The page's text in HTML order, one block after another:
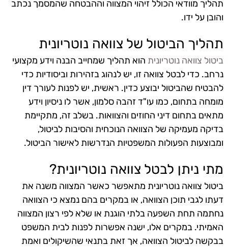
תהליך מוודאי הכולל זיהוי המצווה וההבטחה שהמסמך נכתב
והובן על ידו.
תהליך הביטול של צוואה נוטריונית
ביטול צוואה נוטריונית הוא תהליך שמחייב הבנה וידע מקצועי
נרחב. כדי לבטל צוואה זו, יש לנהוג בזהירות וביסודיות כדי
להבטיח שהביטול יבוצע כדין. ראשית, יש לפנות לעורך דין
מומחה בתחום, כמו עו"ד זהבה סלמון, אשר לו ניסיון וידע
מתאים בתחום דיני החוזים והצוואות. בשלב זה, מתקיימת
בדיקה מעמיקה של הצוואה הנוכחית והסיבות לביטול,
ומבוצעות הפעולות המשפטיות הנדרשות לאישור הביטול.
מתי ניתן לבטל צוואה נוטריונית?
ביטול צוואה נוטריונית מתאפשר כאשר המצווה משנה את
דעתו לגבי תוכן הצוואה, או במקרים בהם נמצא כי הצוואה
נחתמה תחת השפעה בלתי הוגנת או שלא לפי רצון המצווה
האמיתי. במקרים אלו, ישנה אפשרות לפנות לבית המשפט
בבקשה לביטול הצוואה, אך זאת בתנאי שהשיקולים ואמת